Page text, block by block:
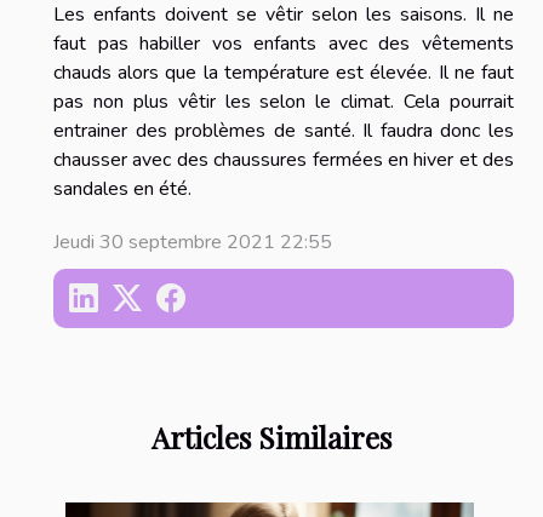
Articles Similaires
Les enfants doivent se vêtir selon les saisons. Il ne
faut pas habiller vos enfants avec des vêtements
chauds alors que la température est élevée. Il ne faut
pas non plus vêtir les selon le climat. Cela pourrait
entrainer des problèmes de santé. Il faudra donc les
chausser avec des chaussures fermées en hiver et des
sandales en été.
Jeudi 30 septembre 2021 22:55